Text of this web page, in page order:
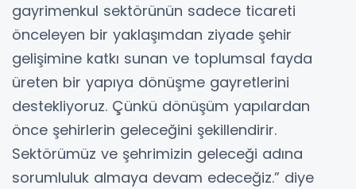
gayrimenkul sektörünün sadece ticareti
önceleyen bir yaklaşımdan ziyade şehir
gelişimine katkı sunan ve toplumsal fayda
üreten bir yapıya dönüşme gayretlerini
destekliyoruz. Çünkü dönüşüm yapılardan
önce şehirlerin geleceğini şekillendirir.
Sektörümüz ve şehrimizin geleceği adına
sorumluluk almaya devam edeceğiz.” diye